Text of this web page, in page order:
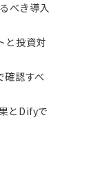
べき導入
と投資対
確認すべ
とDifyで